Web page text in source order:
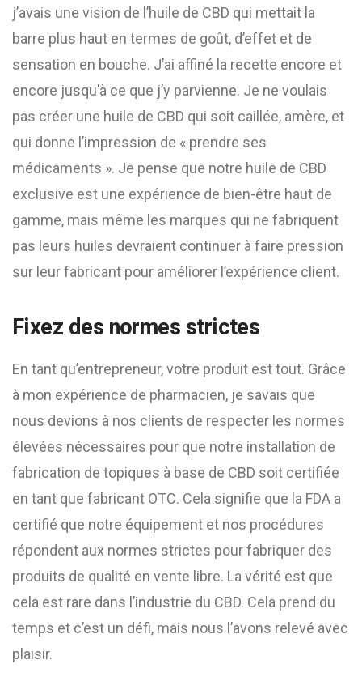
j’avais une vision de l’huile de CBD qui mettait la
barre plus haut en termes de goût, d’effet et de
sensation en bouche. J’ai affiné la recette encore et
encore jusqu’à ce que j’y parvienne. Je ne voulais
pas créer une huile de CBD qui soit caillée, amère, et
qui donne l’impression de « prendre ses
médicaments ». Je pense que notre huile de CBD
exclusive est une expérience de bien-être haut de
gamme, mais même les marques qui ne fabriquent
pas leurs huiles devraient continuer à faire pression
sur leur fabricant pour améliorer l’expérience client.
Fixez des normes strictes
En tant qu’entrepreneur, votre produit est tout. Grâce
à mon expérience de pharmacien, je savais que
nous devions à nos clients de respecter les normes
élevées nécessaires pour que notre installation de
fabrication de topiques à base de CBD soit certifiée
en tant que fabricant OTC. Cela signifie que la FDA a
certifié que notre équipement et nos procédures
répondent aux normes strictes pour fabriquer des
produits de qualité en vente libre. La vérité est que
cela est rare dans l’industrie du CBD. Cela prend du
temps et c’est un défi, mais nous l’avons relevé avec
plaisir.